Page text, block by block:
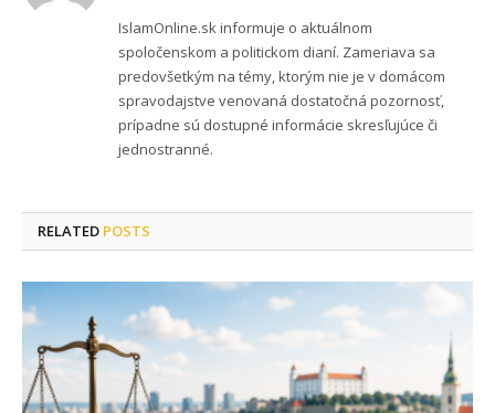
IslamOnline.sk informuje o aktuálnom
spoločenskom a politickom dianí. Zameriava sa
predovšetkým na témy, ktorým nie je v domácom
spravodajstve venovaná dostatočná pozornosť,
prípadne sú dostupné informácie skresľujúce či
jednostranné.
RELATED POSTS